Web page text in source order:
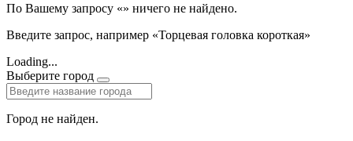
По Вашему запросу «» ничего не найдено.
Введите запрос, например «Торцевая головка короткая»
Loading...
Выберите город
Город не найден.